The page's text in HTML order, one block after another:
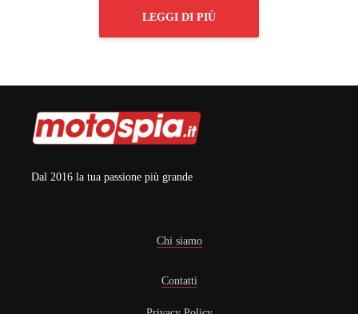
LEGGI DI PIÙ
Dal 2016 la tua passione più grande
Chi siamo
Contatti